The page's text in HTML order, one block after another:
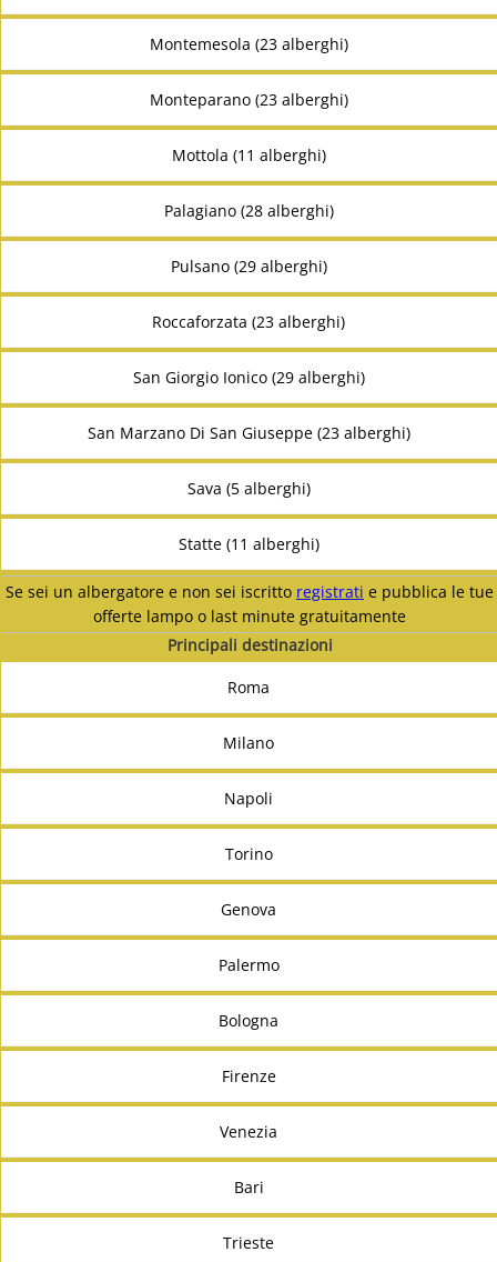
Montemesola (23 alberghi)
Monteparano (23 alberghi)
Mottola (11 alberghi)
Palagiano (28 alberghi)
Pulsano (29 alberghi)
Roccaforzata (23 alberghi)
San Giorgio Ionico (29 alberghi)
San Marzano Di San Giuseppe (23 alberghi)
Sava (5 alberghi)
Statte (11 alberghi)
Se sei un albergatore e non sei iscritto registrati e pubblica le tue
offerte lampo o last minute gratuitamente
Principali destinazioni
Roma
Milano
Napoli
Torino
Genova
Palermo
Bologna
Firenze
Venezia
Bari
Trieste